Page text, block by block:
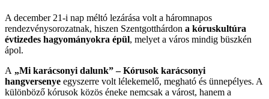
A december 21-i nap méltó lezárása volt a háromnapos
rendezvénysorozatnak, hiszen Szentgotthárdon a kóruskultúra
évtizedes hagyományokra épül, melyet a város mindig büszkén
ápol.
A „Mi karácsonyi dalunk” – Kórusok karácsonyi
hangversenye egyszerre volt lélekemelő, megható és ünnepélyes. A
különböző kórusok közös éneke nemcsak a várost, hanem a